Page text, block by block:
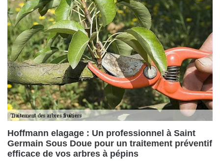
Hoffmann elagage : Un professionnel à Saint
Germain Sous Doue pour un traitement préventif
efficace de vos arbres à pépins